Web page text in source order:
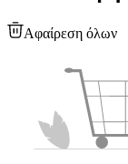
Αφαίρεση όλων